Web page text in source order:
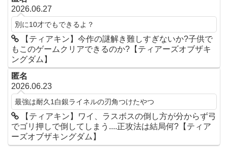
2026.06.27
別に10才でもできるよ？
【ティアキン】今作の謎解き難しすぎないか?子供で
もこのゲームクリアできるのか?【ティアーズオブザキ
ングダム】
匿名
2026.06.23
最強は耐久1白銀ライネルの刃角つけたやつ
【ティアキン】ワイ、ラスボスの倒し方が分からず弓
でゴリ押しで倒してしまう....正攻法は結局何?【ティア
ーズオブザキングダム】